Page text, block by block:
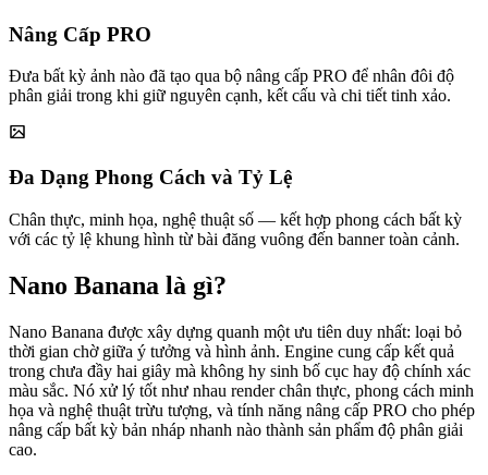
Nâng Cấp PRO
Đưa bất kỳ ảnh nào đã tạo qua bộ nâng cấp PRO để nhân đôi độ
phân giải trong khi giữ nguyên cạnh, kết cấu và chi tiết tinh xảo.
Đa Dạng Phong Cách và Tỷ Lệ
Chân thực, minh họa, nghệ thuật số — kết hợp phong cách bất kỳ
với các tỷ lệ khung hình từ bài đăng vuông đến banner toàn cảnh.
Nano Banana là gì?
Nano Banana được xây dựng quanh một ưu tiên duy nhất: loại bỏ
thời gian chờ giữa ý tưởng và hình ảnh. Engine cung cấp kết quả
trong chưa đầy hai giây mà không hy sinh bố cục hay độ chính xác
màu sắc. Nó xử lý tốt như nhau render chân thực, phong cách minh
họa và nghệ thuật trừu tượng, và tính năng nâng cấp PRO cho phép
nâng cấp bất kỳ bản nháp nhanh nào thành sản phẩm độ phân giải
cao.